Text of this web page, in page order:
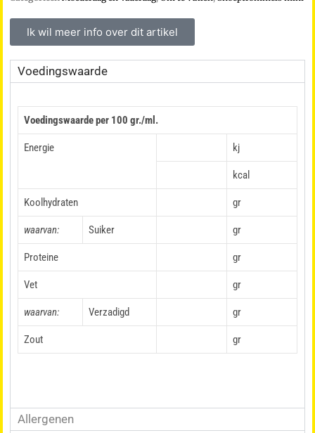
Ik wil meer info over dit artikel
Voedingswaarde
Voedingswaarde per 100 gr./ml.
Energie kj
kcal
Koolhydraten gr
waarvan: Suiker gr
Proteine gr
Vet gr
waarvan: Verzadigd gr
Zout gr
Allergenen